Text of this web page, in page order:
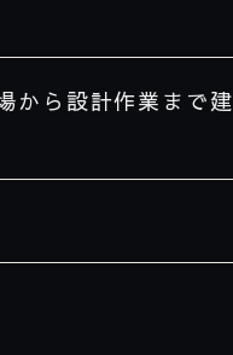
から設計作業まで建